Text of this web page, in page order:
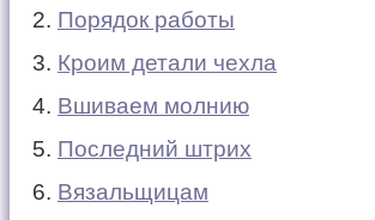
Порядок работы
Кроим детали чехла
Вшиваем молнию
Последний штрих
Вязальщицам